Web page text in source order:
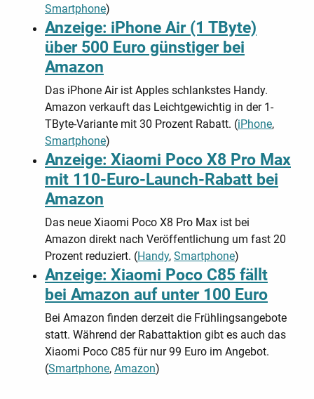
Smartphone)
Anzeige: iPhone Air (1 TByte)
über 500 Euro günstiger bei
Amazon
Das iPhone Air ist Apples schlankstes Handy.
Amazon verkauft das Leichtgewichtig in der 1-
TByte-Variante mit 30 Prozent Rabatt. (iPhone,
Smartphone)
Anzeige: Xiaomi Poco X8 Pro Max
mit 110-Euro-Launch-Rabatt bei
Amazon
Das neue Xiaomi Poco X8 Pro Max ist bei
Amazon direkt nach Veröffentlichung um fast 20
Prozent reduziert. (Handy, Smartphone)
Anzeige: Xiaomi Poco C85 fällt
bei Amazon auf unter 100 Euro
Bei Amazon finden derzeit die Frühlingsangebote
statt. Während der Rabattaktion gibt es auch das
Xiaomi Poco C85 für nur 99 Euro im Angebot.
(Smartphone, Amazon)